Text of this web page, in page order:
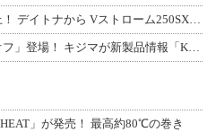
ゲル素材入りで快適＆足つき向上！ デイトナから Vストローム250SX用「快適ロ
ミラー用撥水フィルム「レインオフ」登場！ キジマが新製品情報「KIJIMA NE
」が発売！ 最高約80℃の巻き